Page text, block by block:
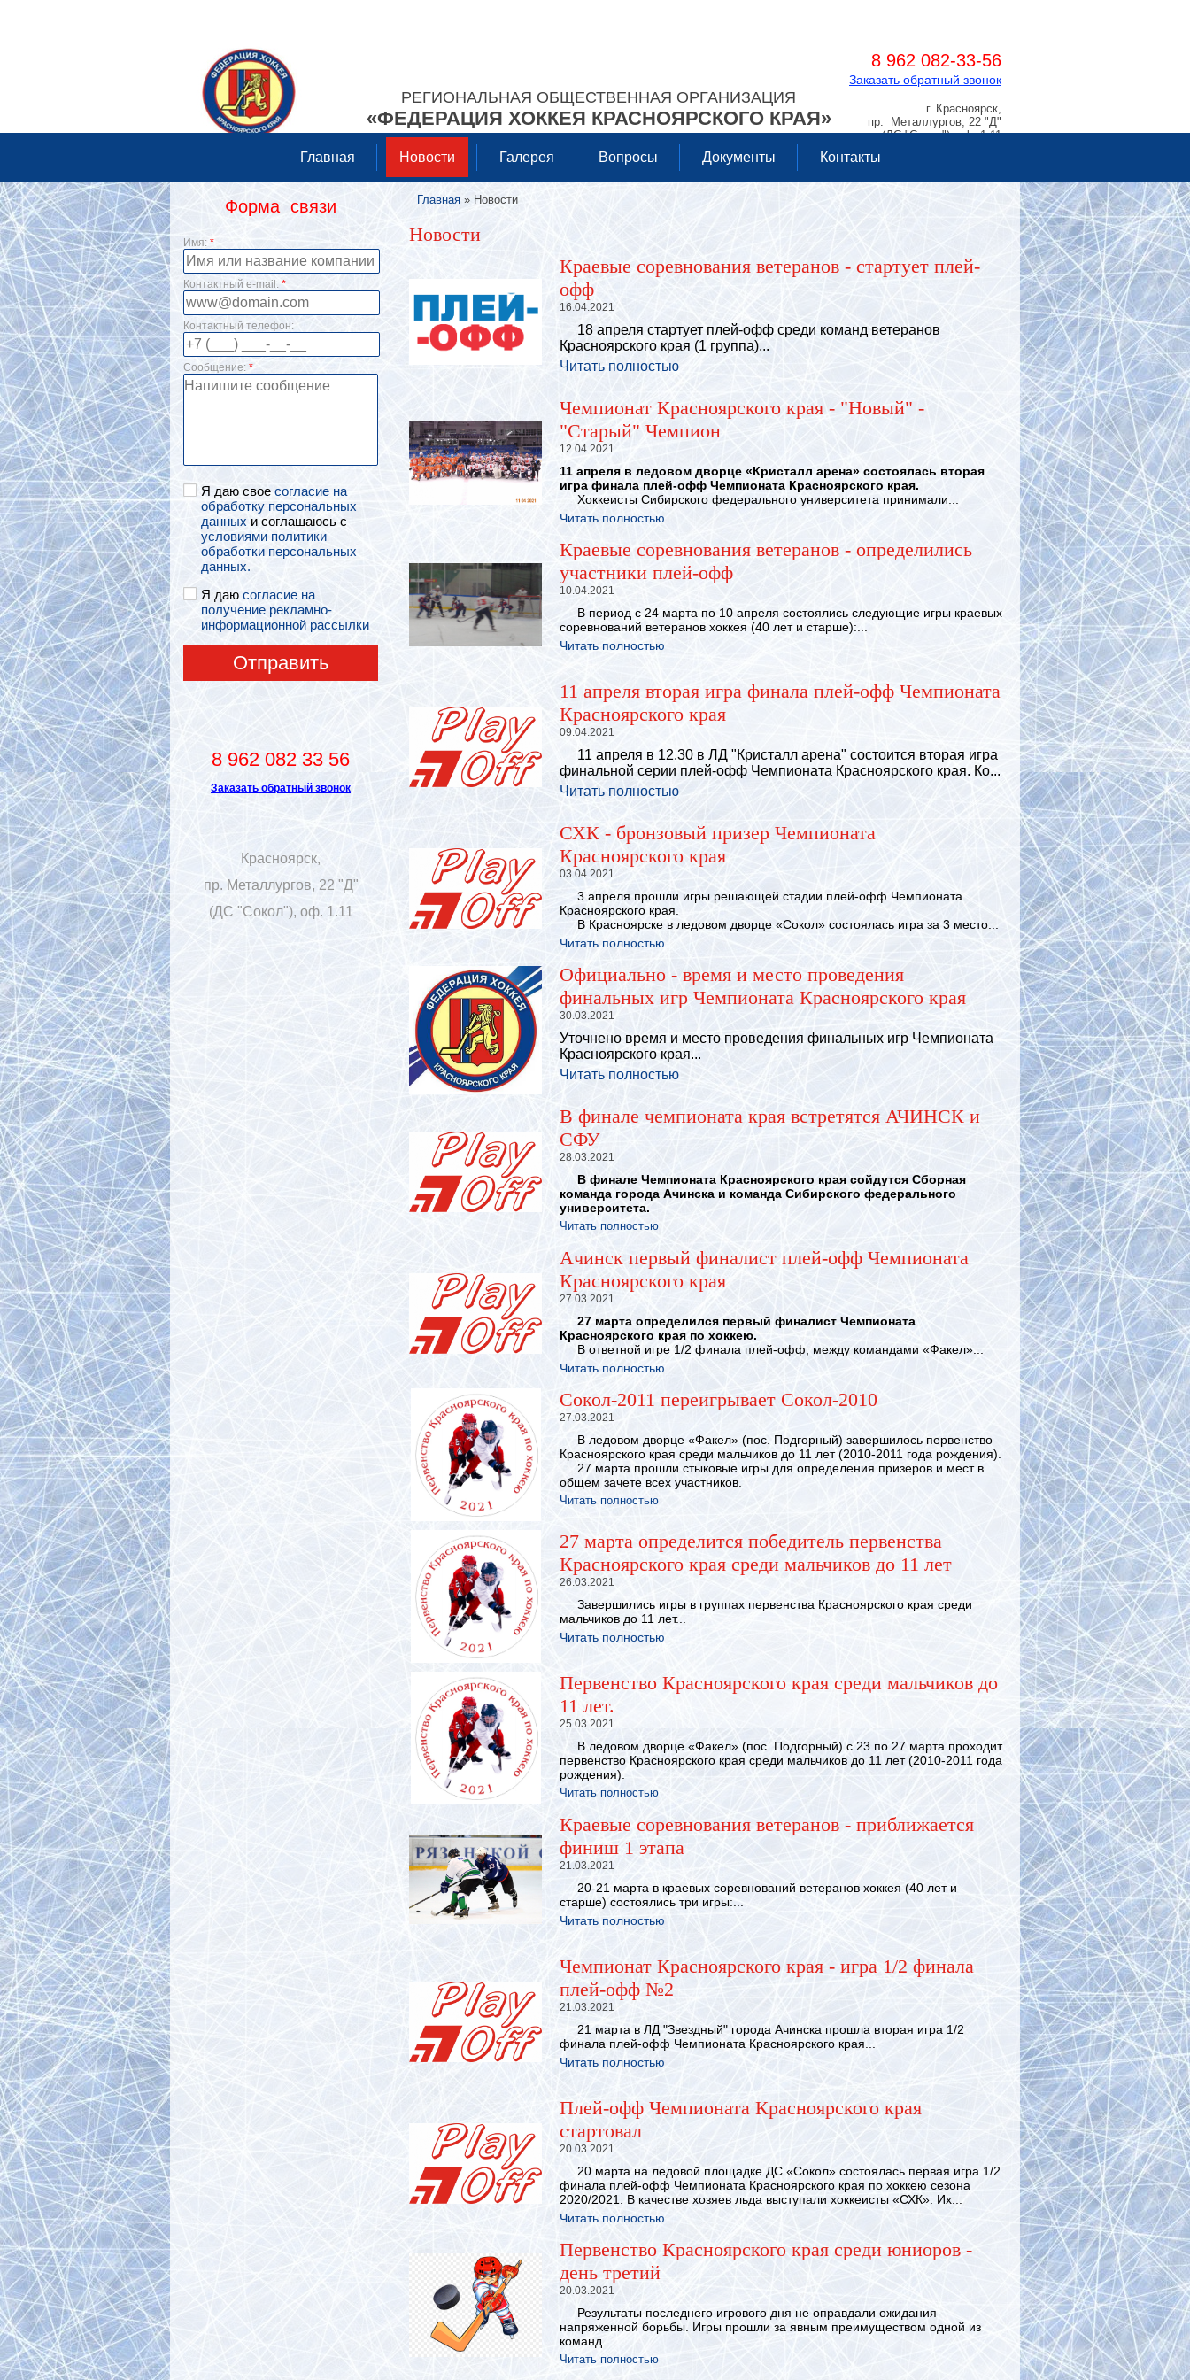
РЕГИОНАЛЬНАЯ ОБЩЕСТВЕННАЯ ОРГАНИЗАЦИЯ
«ФЕДЕРАЦИЯ ХОККЕЯ КРАСНОЯРСКОГО КРАЯ»
8 962 082-33-56
Заказать обратный звонок
г. Красноярск,
пр. Металлургов, 22 "Д"
(ДС "Сокол"), оф. 1.11
Главная Новости Галерея Вопросы Документы Контакты
Форма связи
Имя: *
Контактный e-mail: *
Контактный телефон:
Сообщение: *
Я даю свое согласие на
обработку персональных
данных и соглашаюсь с
условиями политики
обработки персональных
данных.
Я даю согласие на
получение рекламно-
информационной рассылки
Отправить
8 962 082 33 56
Заказать обратный звонок
Красноярск,
пр. Металлургов, 22 "Д"
(ДС "Сокол"), оф. 1.11
Вы здесь
Главная » Новости
Новости
Краевые соревнования ветеранов - стартует плей-
офф
16.04.2021
18 апреля стартует плей-офф среди команд ветеранов
Красноярского края (1 группа)...
Читать полностью
Чемпионат Красноярского края - "Новый" -
"Старый" Чемпион
12.04.2021
11 апреля в ледовом дворце «Кристалл арена» состоялась вторая
игра финала плей-офф Чемпионата Красноярского края.
Хоккеисты Сибирского федерального университета принимали...
Читать полностью
Краевые соревнования ветеранов - определились
участники плей-офф
10.04.2021
В период с 24 марта по 10 апреля состоялись следующие игры краевых
соревнований ветеранов хоккея (40 лет и старше):...
Читать полностью
11 апреля вторая игра финала плей-офф Чемпионата
Красноярского края
09.04.2021
11 апреля в 12.30 в ЛД "Кристалл арена" состоится вторая игра
финальной серии плей-офф Чемпионата Красноярского края. Ко...
Читать полностью
СХК - бронзовый призер Чемпионата
Красноярского края
03.04.2021
3 апреля прошли игры решающей стадии плей-офф Чемпионата
Красноярского края.
В Красноярске в ледовом дворце «Сокол» состоялась игра за 3 место...
Читать полностью
Официально - время и место проведения
финальных игр Чемпионата Красноярского края
30.03.2021
Уточнено время и место проведения финальных игр Чемпионата
Красноярского края...
Читать полностью
В финале чемпионата края встретятся АЧИНСК и
СФУ
28.03.2021
В финале Чемпионата Красноярского края сойдутся Сборная
команда города Ачинска и команда Сибирского федерального
университета.
Читать полностью
Ачинск первый финалист плей-офф Чемпионата
Красноярского края
27.03.2021
27 марта определился первый финалист Чемпионата
Красноярского края по хоккею.
В ответной игре 1/2 финала плей-офф, между командами «Факел»...
Читать полностью
Сокол-2011 переигрывает Сокол-2010
27.03.2021
В ледовом дворце «Факел» (пос. Подгорный) завершилось первенство
Красноярского края среди мальчиков до 11 лет (2010-2011 года рождения).
27 марта прошли стыковые игры для определения призеров и мест в
общем зачете всех участников.
Читать полностью
27 марта определится победитель первенства
Красноярского края среди мальчиков до 11 лет
26.03.2021
Завершились игры в группах первенства Красноярского края среди
мальчиков до 11 лет...
Читать полностью
Первенство Красноярского края среди мальчиков до
11 лет.
25.03.2021
В ледовом дворце «Факел» (пос. Подгорный) с 23 по 27 марта проходит
первенство Красноярского края среди мальчиков до 11 лет (2010-2011 года
рождения).
Читать полностью
Краевые соревнования ветеранов - приближается
финиш 1 этапа
21.03.2021
20-21 марта в краевых соревнований ветеранов хоккея (40 лет и
старше) состоялись три игры:...
Читать полностью
Чемпионат Красноярского края - игра 1/2 финала
плей-офф №2
21.03.2021
21 марта в ЛД "Звездный" города Ачинска прошла вторая игра 1/2
финала плей-офф Чемпионата Красноярского края...
Читать полностью
Плей-офф Чемпионата Красноярского края
стартовал
20.03.2021
20 марта на ледовой площадке ДС «Сокол» состоялась первая игра 1/2
финала плей-офф Чемпионата Красноярского края по хоккею сезона
2020/2021. В качестве хозяев льда выступали хоккеисты «СХК». Их...
Читать полностью
Первенство Красноярского края среди юниоров -
день третий
20.03.2021
Результаты последнего игрового дня не оправдали ожидания
напряженной борьбы. Игры прошли за явным преимуществом одной из
команд.
Читать полностью